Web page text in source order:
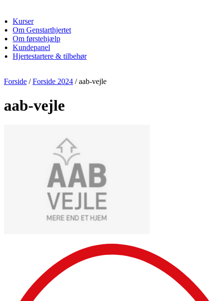
Kurser
Om Genstarthjertet
Om førstehjælp
Kundepanel
Hjertestartere & tilbehør
Forside /Forside 2024 / aab-vejle
aab-vejle